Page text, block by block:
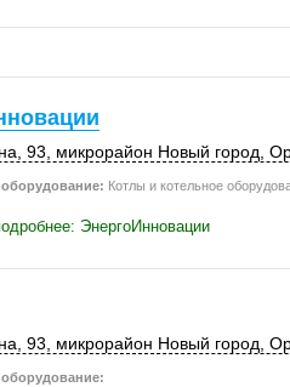
93 , микрорайон Новый город,
Котлы и котельное
ЭнергоИнновации
93 , микрорайон Новый город,